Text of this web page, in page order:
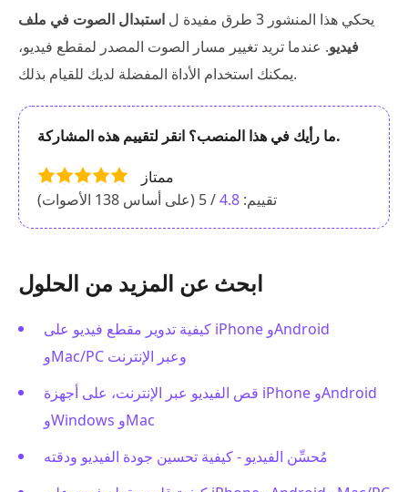
يحكي هذا المنشور 3 طرق مفيدة ل
استبدال الصوت في ملف
فيديو. عندما تريد تغيير مسار الصوت المصدر لمقطع فيديو،
يمكنك استخدام الأداة المفضلة لديك للقيام بذلك.
ما رأيك في هذا المنصب؟ انقر لتقييم هذه المشاركة.
ممتاز
تقييم: 4.8/ 5 (على أساس 138 الأصوات)
ابحث عن المزيد من الحلول
كيفية تدوير مقطع فيديو على iPhone وAndroid
وMac/PC وعبر الإنترنت
قص الفيديو عبر الإنترنت، على أجهزة iPhone وAndroid
وWindows وMac
مُحسِّن الفيديو - كيفية تحسين جودة الفيديو ودقته